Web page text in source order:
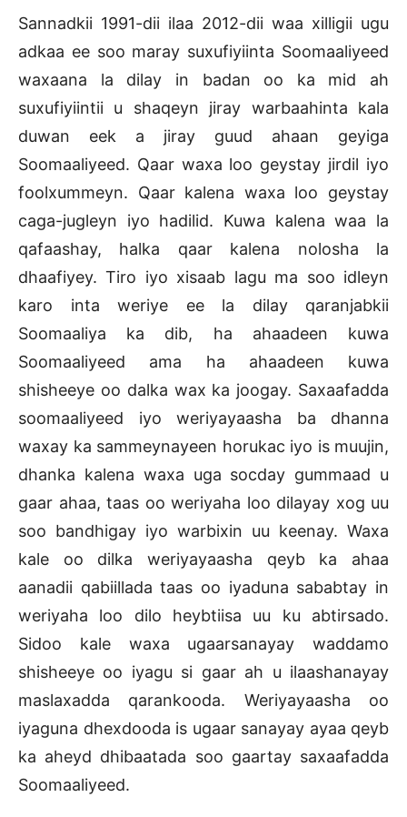
Sannadkii 1991-dii ilaa 2012-dii waa xilligii ugu
adkaa ee soo maray suxufiyiinta Soomaaliyeed
waxaana la dilay in badan oo ka mid ah
suxufiyiintii u shaqeyn jiray warbaahinta kala
duwan eek a jiray guud ahaan geyiga
Soomaaliyeed. Qaar waxa loo geystay jirdil iyo
foolxummeyn. Qaar kalena waxa loo geystay
caga-jugleyn iyo hadilid. Kuwa kalena waa la
qafaashay, halka qaar kalena nolosha la
dhaafiyey. Tiro iyo xisaab lagu ma soo idleyn
karo inta weriye ee la dilay qaranjabkii
Soomaaliya ka dib, ha ahaadeen kuwa
Soomaaliyeed ama ha ahaadeen kuwa
shisheeye oo dalka wax ka joogay. Saxaafadda
soomaaliyeed iyo weriyayaasha ba dhanna
waxay ka sammeynayeen horukac iyo is muujin,
dhanka kalena waxa uga socday gummaad u
gaar ahaa, taas oo weriyaha loo dilayay xog uu
soo bandhigay iyo warbixin uu keenay. Waxa
kale oo dilka weriyayaasha qeyb ka ahaa
aanadii qabiillada taas oo iyaduna sababtay in
weriyaha loo dilo heybtiisa uu ku abtirsado.
Sidoo kale waxa ugaarsanayay waddamo
shisheeye oo iyagu si gaar ah u ilaashanayay
maslaxadda qarankooda. Weriyayaasha oo
iyaguna dhexdooda is ugaar sanayay ayaa qeyb
ka aheyd dhibaatada soo gaartay saxaafadda
Soomaaliyeed.